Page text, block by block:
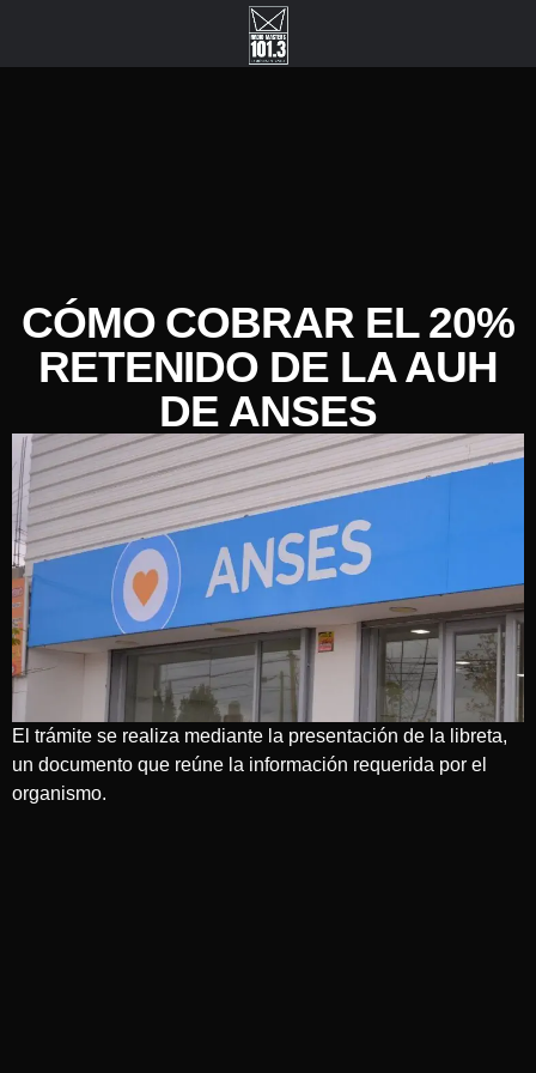
CÓMO COBRAR EL 20%
RETENIDO DE LA AUH
DE ANSES
El trámite se realiza mediante la presentación de la libreta,
un documento que reúne la información requerida por el
organismo.